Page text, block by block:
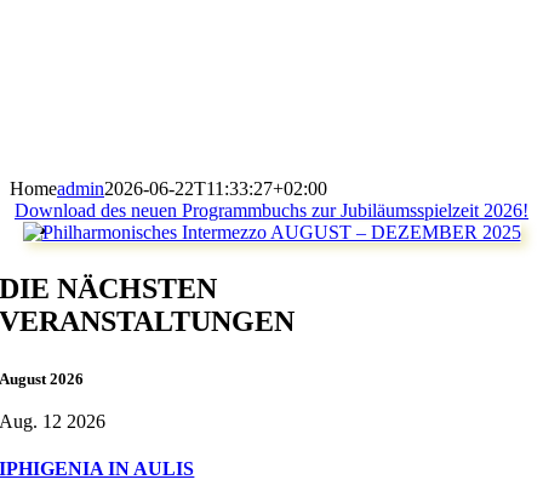
Homeadmin2026-06-22T11:33:27+02:00
Download des neuen Programmbuchs zur Jubiläumsspielzeit 2026!
DIE NÄCHSTEN
VERANSTALTUNGEN
August 2026
Aug. 12 2026
IPHIGENIA IN AULIS